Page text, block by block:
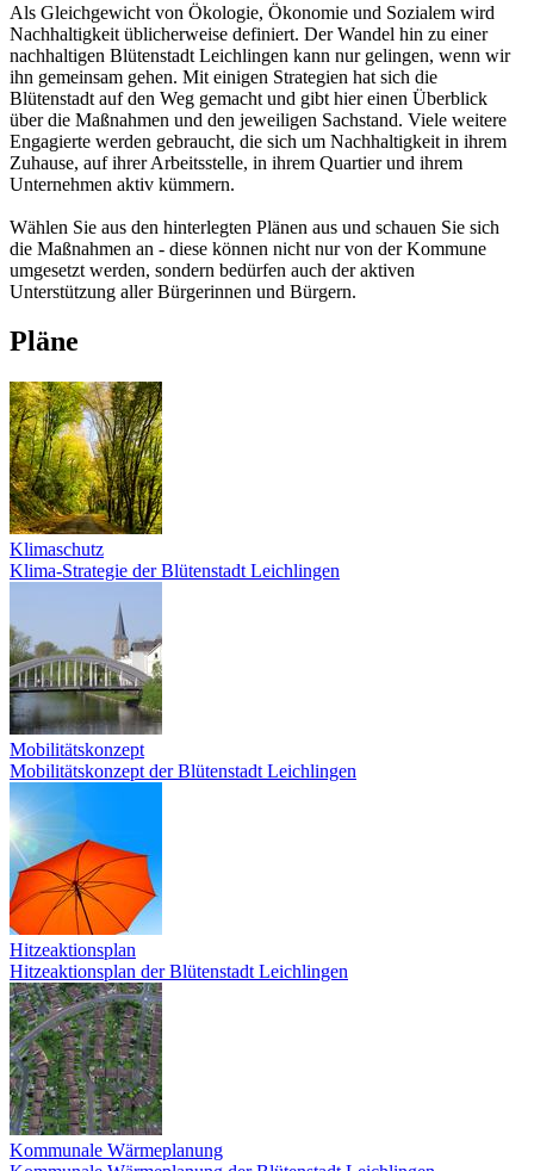
Als Gleichgewicht von Ökologie, Ökonomie und Sozialem wird
Nachhaltigkeit üblicherweise definiert. Der Wandel hin zu einer
nachhaltigen Blütenstadt Leichlingen kann nur gelingen, wenn wir
ihn gemeinsam gehen. Mit einigen Strategien hat sich die
Blütenstadt auf den Weg gemacht und gibt hier einen Überblick
über die Maßnahmen und den jeweiligen Sachstand. Viele weitere
Engagierte werden gebraucht, die sich um Nachhaltigkeit in ihrem
Zuhause, auf ihrer Arbeitsstelle, in ihrem Quartier und ihrem
Unternehmen aktiv kümmern.
Wählen Sie aus den hinterlegten Plänen aus und schauen Sie sich
die Maßnahmen an - diese können nicht nur von der Kommune
umgesetzt werden, sondern bedürfen auch der aktiven
Unterstützung aller Bürgerinnen und Bürgern.
Pläne
Klimaschutz
Klima-Strategie der Blütenstadt Leichlingen
Mobilitätskonzept
Mobilitätskonzept der Blütenstadt Leichlingen
Hitzeaktionsplan
Hitzeaktionsplan der Blütenstadt Leichlingen
Kommunale Wärmeplanung